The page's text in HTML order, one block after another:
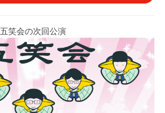
五笑会の次回公演